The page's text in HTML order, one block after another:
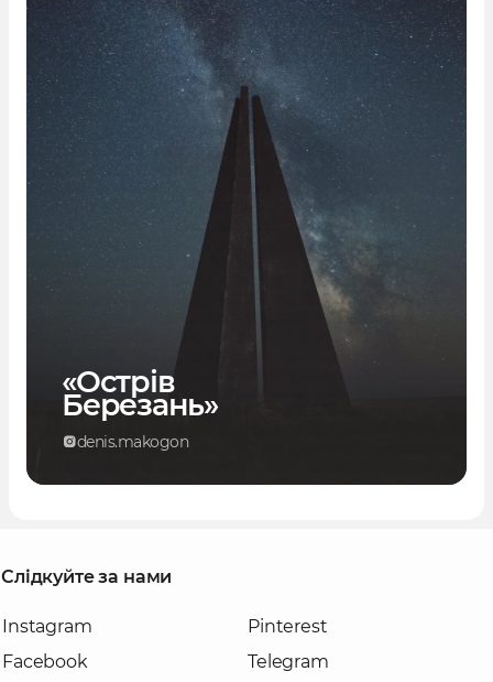
«Острів
Березань»
denis.makogon
Слідкуйте за нами
Instagram
Facebook
Pinterest
Telegram